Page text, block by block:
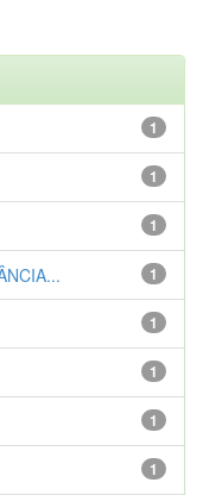
1
1
1
1
1
1
1
1